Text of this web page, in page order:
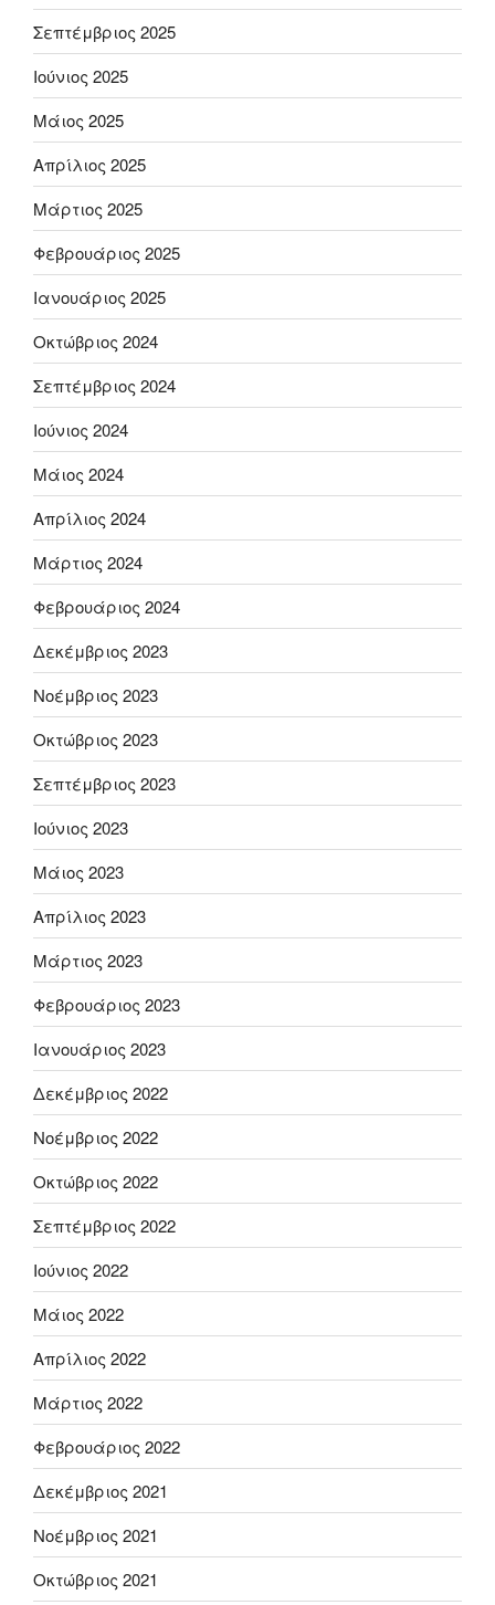
Σεπτέμβριος 2025
Ιούνιος 2025
Μάιος 2025
Απρίλιος 2025
Μάρτιος 2025
Φεβρουάριος 2025
Ιανουάριος 2025
Οκτώβριος 2024
Σεπτέμβριος 2024
Ιούνιος 2024
Μάιος 2024
Απρίλιος 2024
Μάρτιος 2024
Φεβρουάριος 2024
Δεκέμβριος 2023
Νοέμβριος 2023
Οκτώβριος 2023
Σεπτέμβριος 2023
Ιούνιος 2023
Μάιος 2023
Απρίλιος 2023
Μάρτιος 2023
Φεβρουάριος 2023
Ιανουάριος 2023
Δεκέμβριος 2022
Νοέμβριος 2022
Οκτώβριος 2022
Σεπτέμβριος 2022
Ιούνιος 2022
Μάιος 2022
Απρίλιος 2022
Μάρτιος 2022
Φεβρουάριος 2022
Δεκέμβριος 2021
Νοέμβριος 2021
Οκτώβριος 2021